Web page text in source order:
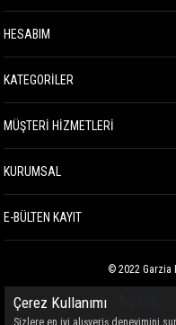
HESABIM
KATEGORİLER
MÜŞTERİ HİZMETLERİ
KURUMSAL
E-BÜLTEN KAYIT
© 2022 Garzia
Çerez Kullanımı
Sizlere en iyi alışveriş deneyimini